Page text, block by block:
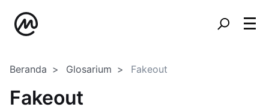
Beranda Glosarium Fakeout
Fakeout